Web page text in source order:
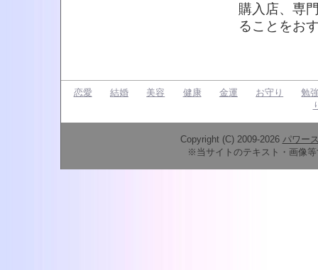
購入店、専
ることをお
恋愛 結婚 美容 健康 金運 お守り
勉
Copyright (C) 2009-2026 パワー
※当サイトのテキスト・画像